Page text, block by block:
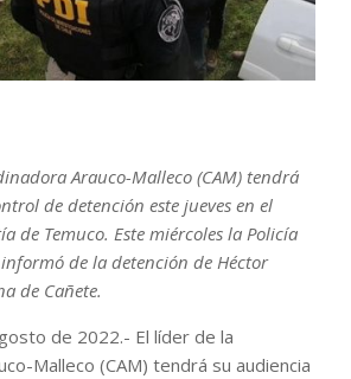
Arauco-Malleco (CAM) tendrá
de detención este jueves en el
de Temuco. Este miércoles la Policía
de la detención de Héctor
de Cañete.
de 2022.- El líder de la
Malleco (CAM) tendrá su audiencia